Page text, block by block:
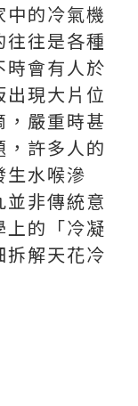
的冷氣機
往是各種
時會有人於
現大片位
嚴重時甚
許多人的
生水喉滲
非傳統意
上的「冷凝
拆解天花冷